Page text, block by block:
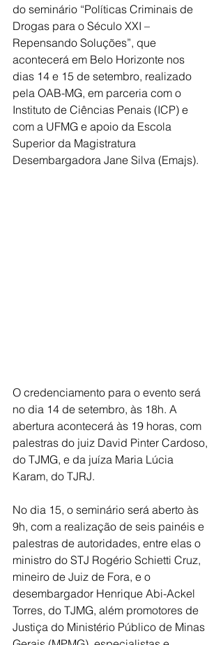
do seminário “Políticas Criminais de
Drogas para o Século XXI –
Repensando Soluções”, que
acontecerá em Belo Horizonte nos
dias 14 e 15 de setembro, realizado
pela OAB-MG, em parceria com o
Instituto de Ciências Penais (ICP) e
com a UFMG e apoio da Escola
Superior da Magistratura
Desembargadora Jane Silva (Emajs).
O credenciamento para o evento será
no dia 14 de setembro, às 18h. A
abertura acontecerá às 19 horas, com
palestras do juiz David Pinter Cardoso,
do TJMG, e da juíza Maria Lúcia
Karam, do TJRJ.
No dia 15, o seminário será aberto às
9h, com a realização de seis painéis e
palestras de autoridades, entre elas o
ministro do STJ Rogério Schietti Cruz,
mineiro de Juiz de Fora, e o
desembargador Henrique Abi-Ackel
Torres, do TJMG, além promotores de
Justiça do Ministério Público de Minas